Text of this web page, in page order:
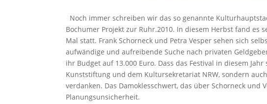
Noch immer schreiben wir das so genannte
Bochumer Projekt zur Ruhr.2010. In diesem Herbst fand es
Mal statt. Frank Schorneck und Petra Vesper sehen sich
aufwändige und aufreibende Suche nach privaten
ihr Budget auf 13.000 Euro. Dass das Festival in diesem
Kunststiftung und dem Kultursekretariat NRW, sondern
verdanken. Das Damoklesschwert, das über Schorneck
Planungsunsicherheit.